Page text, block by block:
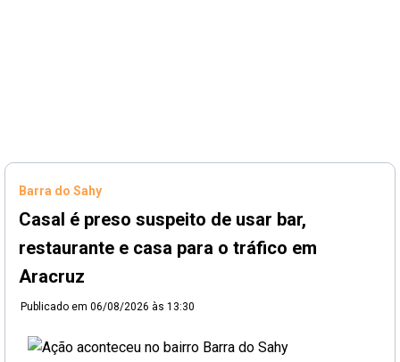
Barra do Sahy
Casal é preso suspeito de usar bar,
restaurante e casa para o tráfico em
Aracruz
Publicado em 06/08/2026 às 13:30